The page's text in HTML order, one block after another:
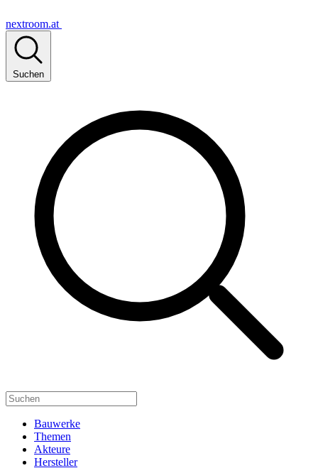
nextroom.at
Suchen
Bauwerke
Themen
Akteure
Hersteller